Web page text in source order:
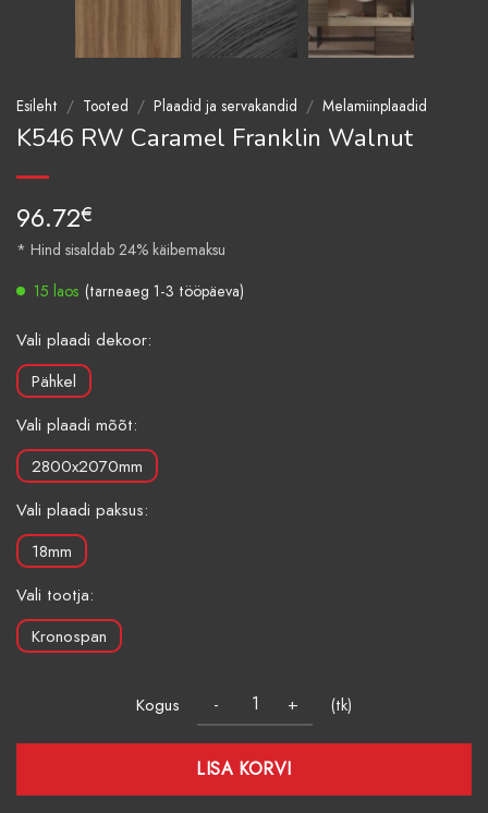
Esileht / Tooted / Plaadid ja servakandid / Melamiinplaadid
K546 RW Caramel Franklin Walnut
96.72€
* Hind sisaldab 24% käibemaksu
15 laos (tarneaeg 1-3 tööpäeva)
Vali plaadi dekoor:
Pähkel
Vali plaadi mõõt:
2800x2070mm
Vali plaadi paksus:
18mm
Vali tootja:
Kronospan
Kogus (tk)
LISA KORVI